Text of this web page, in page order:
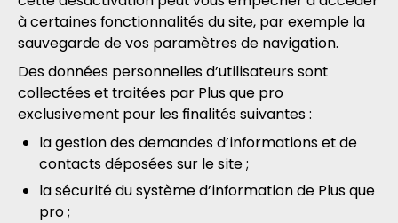
à certaines fonctionnalités du site, par exemple la
sauvegarde de vos paramètres de navigation.
Des données personnelles d’utilisateurs sont
collectées et traitées par Plus que pro
exclusivement pour les finalités suivantes :
la gestion des demandes d’informations et de
contacts déposées sur le site ;
la sécurité du système d’information de Plus que
pro ;